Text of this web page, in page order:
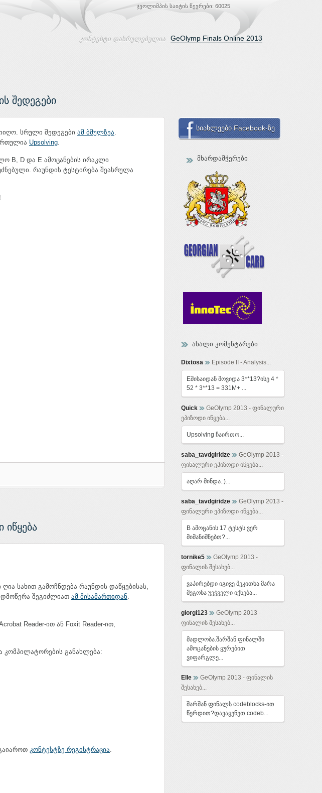
ჯეოლიმპის საიტის წევრები: 60025
კონტესტი დასრულებულია GeOlymp Finals Online 2013
შედეგები
სრული შედეგები ამ ბმულზეა.
Upsolving.
B, D და E ამოცანების ირაკლი
რაუნდის ტესტირება შეასრულა
იწყება
სახით გამოჩნდება რაუნდის დაწყებისას,
შეგიძლიათ ამ მისამართიდან.
Reader-ით ან Foxit Reader-ით,
კომპილატორების განახლება:
კონტესტზე რეგისტრაცია.
სიახლეები Facebook-ზე
მხარდამჭერები
ახალი კომენტარები
Dixtosa Episode II - Analysis...
Eშისაიდან მოვიდა 3**13?ისე 4 *
52 * 3**13 = 331M+ ...
Quick
GeOlymp 2013 - ფინალური
ეპიზოდი იწყება...
Upsolving ჩაირთო...
saba_tavdgiridze
GeOlymp 2013 -
ფინალური ეპიზოდი იწყება...
აღარ მინდა.:)...
saba_tavdgiridze
GeOlymp 2013 -
ფინალური ეპიზოდი იწყება...
B ამოცანის 17 ტესტს ვერ
მიმანიშნებთ?...
tornike5
GeOlymp 2013 -
ფინალის შესახებ...
ვაპირებდი იგივე მეკითხა მარა
მეგონა უეჭველი იქნება...
giorgi123
GeOlymp 2013 -
ფინალის შესახებ...
მადლობა.შარშან ფინალში
ამოცანების ყურებით
ვიფარგლე...
Elle
GeOlymp 2013 - ფინალის
შესახებ...
შარშან ფინალს codeblocks-ით
წერდით?დავაყენეთ codeb...